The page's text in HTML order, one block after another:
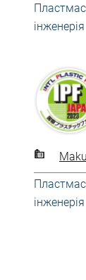
інженерія
інженерія